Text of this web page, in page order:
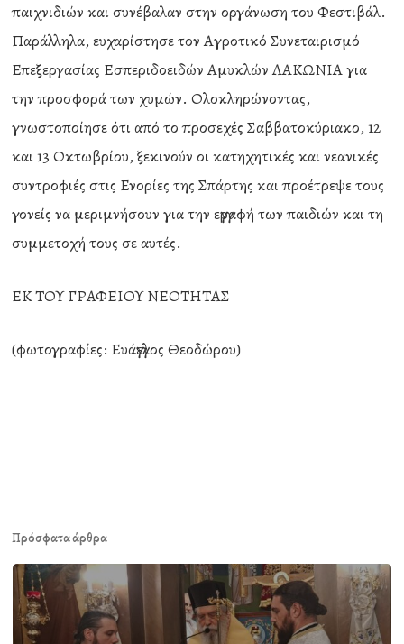
παιχνιδιών και συνέβαλαν στην οργάνωση του Φεστιβάλ.
Παράλληλα, ευχαρίστησε τον Αγροτικό Συνεταιρισμό
Επεξεργασίας Εσπεριδοειδών Αμυκλών ΛΑΚΩΝΙΑ για
την προσφορά των χυμών. Ολοκληρώνοντας,
γνωστοποίησε ότι από το προσεχές Σαββατοκύριακο, 12
και 13 Οκτωβρίου, ξεκινούν οι κατηχητικές και νεανικές
συντροφιές στις Ενορίες της Σπάρτης και προέτρεψε τους
γονείς να μεριμνήσουν για την εγγραφή των παιδιών και τη
συμμετοχή τους σε αυτές.
ΕΚ ΤΟΥ ΓΡΑΦΕΙΟΥ ΝΕΟΤΗΤΑΣ
(φωτογραφίες: Ευάγγελος Θεοδώρου)
Πρόσφατα άρθρα